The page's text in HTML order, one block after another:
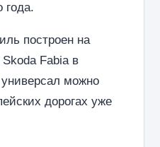
года.
построен на
Fabia в
можно
дорогах уже